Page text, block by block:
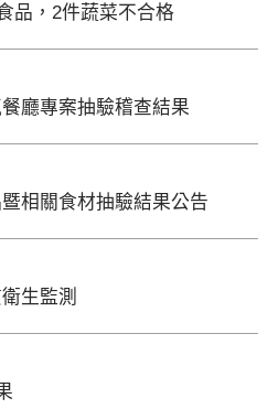
品，2件蔬菜不合格
廳專案抽驗稽查結果
相關食材抽驗結果公告
生監測